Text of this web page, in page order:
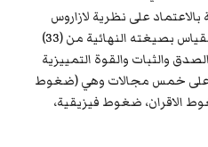
على نظرية لازاروس
التقييم المعرفي وتألف المقياس بصيغته النهائية من (33)
والثبات والقوة التمييزية
على خمس مجالات وهي (ضغوط
الاقران، ضغوط فيزيقية،